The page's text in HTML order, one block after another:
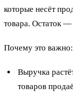
которые несёт
товара. Остаток
Почему это важно:
Выручка
товаров